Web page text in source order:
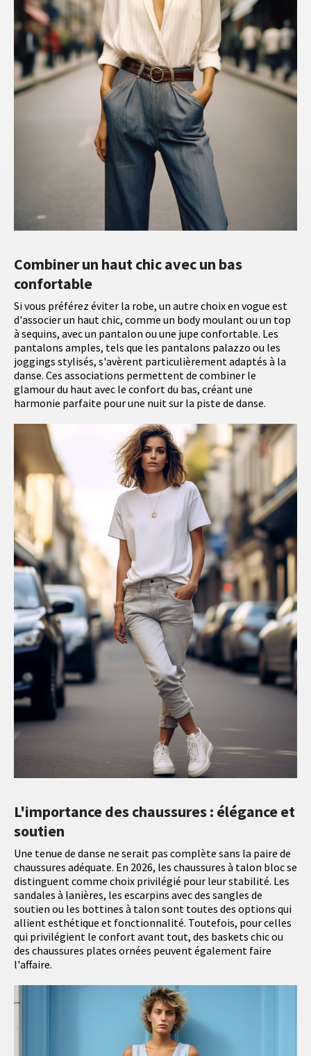
Combiner un haut chic avec un bas
confortable
Si vous préférez éviter la robe, un autre choix en vogue est
d'associer un haut chic, comme un body moulant ou un top
à sequins, avec un pantalon ou une jupe confortable. Les
pantalons amples, tels que les pantalons palazzo ou les
joggings stylisés, s'avèrent particulièrement adaptés à la
danse. Ces associations permettent de combiner le
glamour du haut avec le confort du bas, créant une
harmonie parfaite pour une nuit sur la piste de danse.
L'importance des chaussures : élégance et
soutien
Une tenue de danse ne serait pas complète sans la paire de
chaussures adéquate. En 2026, les chaussures à talon bloc se
distinguent comme choix privilégié pour leur stabilité. Les
sandales à lanières, les escarpins avec des sangles de
soutien ou les bottines à talon sont toutes des options qui
allient esthétique et fonctionnalité. Toutefois, pour celles
qui privilégient le confort avant tout, des baskets chic ou
des chaussures plates ornées peuvent également faire
l'affaire.